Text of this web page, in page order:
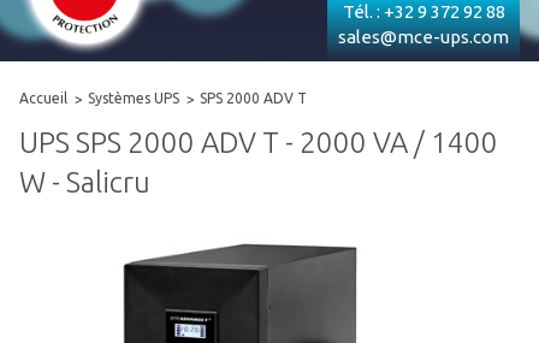
Tél. :+32 9 372 92 88
sales@mce-ups.com
Accueil Systèmes UPS SPS 2000 ADV T
UPS SPS 2000 ADV T - 2000 VA / 1400
W - Salicru